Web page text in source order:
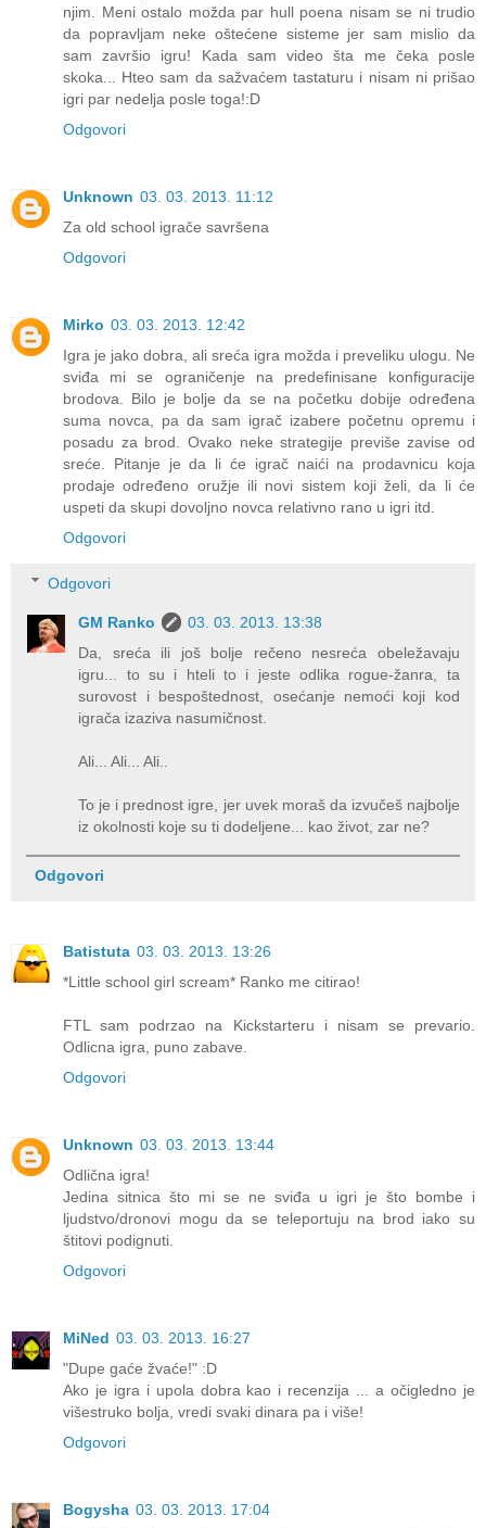
njim. Meni ostalo možda par hull poena nisam se ni trudio
da popravljam neke oštećene sisteme jer sam mislio da
sam završio igru! Kada sam video šta me čeka posle
skoka... Hteo sam da sažvaćem tastaturu i nisam ni prišao
igri par nedelja posle toga!:D
Odgovori
Unknown 03. 03. 2013. 11:12
Za old school igrače savršena
Odgovori
Mirko 03. 03. 2013. 12:42
Igra je jako dobra, ali sreća igra možda i preveliku ulogu. Ne
sviđa mi se ograničenje na predefinisane konfiguracije
brodova. Bilo je bolje da se na početku dobije određena
suma novca, pa da sam igrač izabere početnu opremu i
posadu za brod. Ovako neke strategije previše zavise od
sreće. Pitanje je da li će igrač naići na prodavnicu koja
prodaje određeno oružje ili novi sistem koji želi, da li će
uspeti da skupi dovoljno novca relativno rano u igri itd.
Odgovori
Odgovori
GM Ranko
03. 03. 2013. 13:38
Da, sreća ili još bolje rečeno nesreća obeležavaju
igru... to su i hteli to i jeste odlika rogue-žanra, ta
surovost i bespoštednost, osećanje nemoći koji kod
igrača izaziva nasumičnost.
Ali... Ali... Ali..
To je i prednost igre, jer uvek moraš da izvučeš najbolje
iz okolnosti koje su ti dodeljene... kao život, zar ne?
Odgovori
Batistuta 03. 03. 2013. 13:26
*Little school girl scream* Ranko me citirao!
FTL sam podrzao na Kickstarteru i nisam se prevario.
Odlicna igra, puno zabave.
Odgovori
Unknown 03. 03. 2013. 13:44
Odlična igra!
Jedina sitnica što mi se ne sviđa u igri je što bombe i
ljudstvo/dronovi mogu da se teleportuju na brod iako su
štitovi podignuti.
Odgovori
MiNed 03. 03. 2013. 16:27
"Dupe gaće žvaće!" :D
Ako je igra i upola dobra kao i recenzija ... a očigledno je
višestruko bolja, vredi svaki dinara pa i više!
Odgovori
Bogysha 03. 03. 2013. 17:04